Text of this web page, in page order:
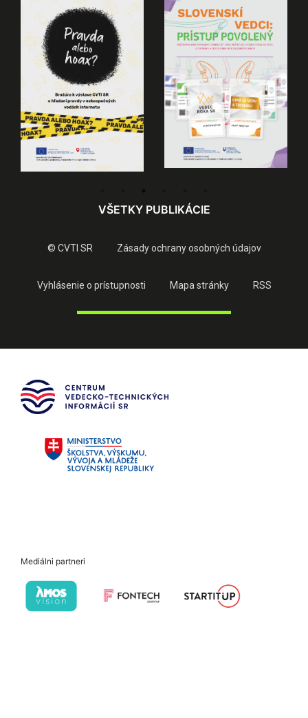
VŠETKY PUBLIKÁCIE
© CVTI SR Zásady ochrany osobných údajov
Vyhlásenie o prístupnosti Mapa stránky RSS
Mediálni partneri